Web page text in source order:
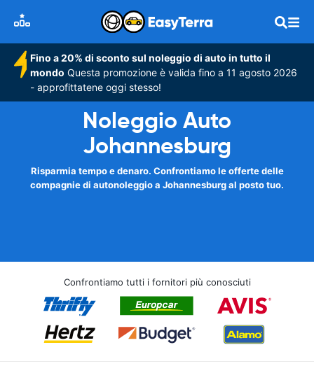
Fino a 20% di sconto sul noleggio di auto in tutto il
mondo Questa promozione è valida fino a 11 agosto 2026
- approfittatene oggi stesso!
Noleggio Auto
Johannesburg
Risparmia tempo e denaro. Confrontiamo le offerte delle
compagnie di autonoleggio a Johannesburg al posto tuo.
Confrontiamo tutti i fornitori più conosciuti